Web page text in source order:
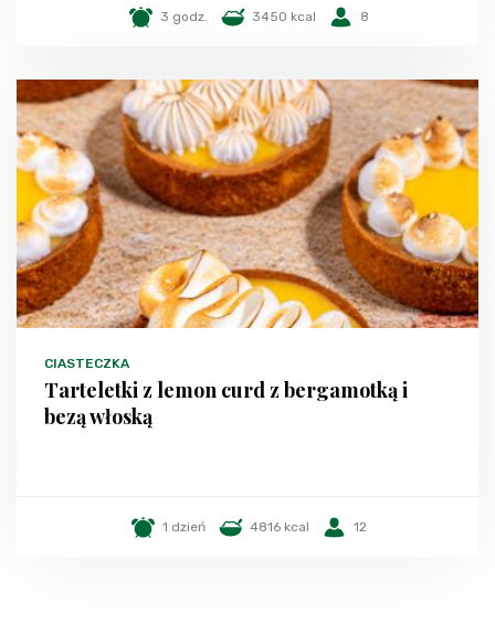
3 godz. 3450 kcal 8
CIASTECZKA
Tarteletki z lemon curd z bergamotką i
bezą włoską
1 dzień 4816 kcal 12